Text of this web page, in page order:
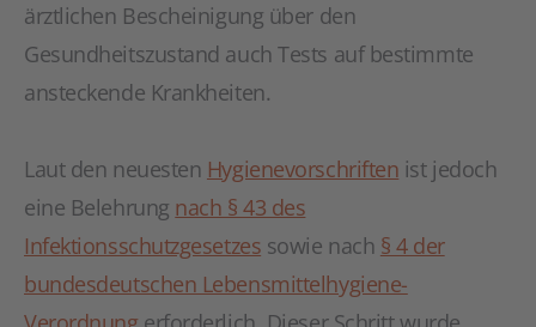
ärztlichen Bescheinigung über den
Gesundheitszustand auch Tests auf bestimmte
ansteckende Krankheiten.
Laut den neuesten Hygienevorschriften ist jedoch
eine Belehrung nach § 43 des
Infektionsschutzgesetzes sowie nach § 4 der
bundesdeutschen Lebensmittelhygiene-